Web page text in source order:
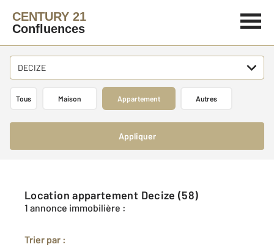
CENTURY 21
Confluences
DECIZE
Tous Maison Appartement Autres
Appliquer
Location appartement Decize (58)
1 annonce immobilière :
Trier par :